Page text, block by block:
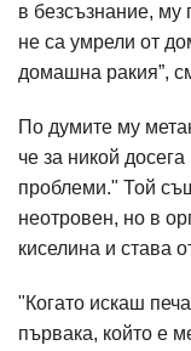
в безсъзнание, му
не са умрели от
домашна ракия”,
По думите му
че за никой
проблеми." Той
неотровен, но в
киселина и става
"Когато искаш
първака, който е